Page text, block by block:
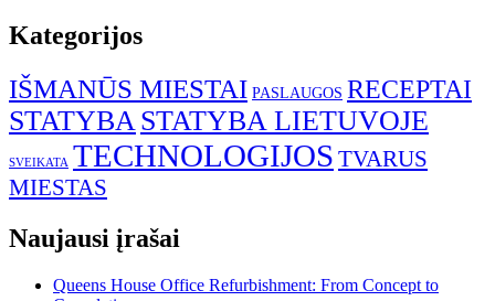
Kategorijos
IŠMANŪS MIESTAI PASLAUGOS RECEPTAI
STATYBASTATYBA LIETUVOJE
SVEIKATA TECHNOLOGIJOS TVARUS
MIESTAS
Naujausi įrašai
Queens House Office Refurbishment: From Concept to